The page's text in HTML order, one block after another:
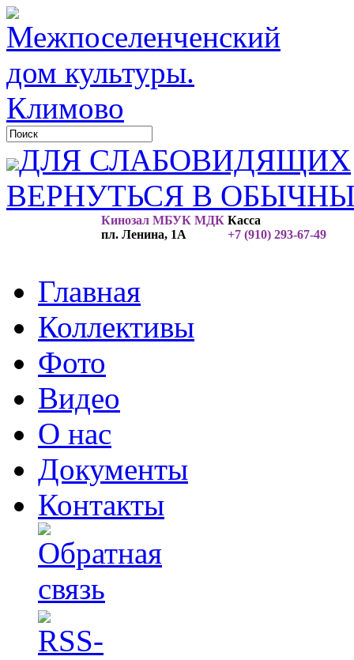
ДЛЯ СЛАБОВИДЯЩИХ
ВЕРНУТЬСЯ В
Кинозал МБУК МДК
пл. Ленина, 1А
Касса
+7 (910) 293-67-49
Главная
Коллективы
Фото
Видео
О нас
Документы
Контакты